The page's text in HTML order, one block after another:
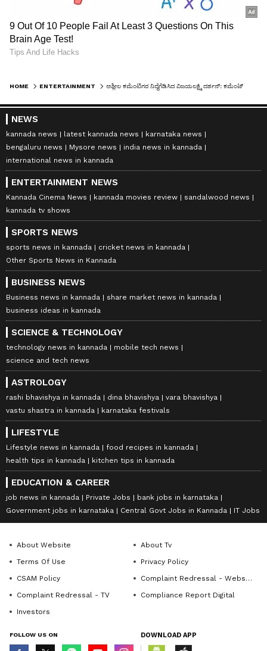
HOME ENTERTAINMENT
NEWS
kannada news latest kannada news
karnataka news
bengaluru news
Mysore news
india news in kannada
international news in kannada
ENTERTAINMENT NEWS
Kannada Cinema News kannada movies review
sandalwood news
kannada tv shows
SPORTS NEWS
sports news in kannada
cricket news in kannada
Other Sports News in Kannada
BUSINESS NEWS
Business news in kannada
share market news in kannada
business ideas in kannada
SCIENCE & TECHNOLOGY
technology news in kannada
mobile tech news
science and tech news
ASTROLOGY
rashi bhavishya in kannada dina bhavishya
vara bhavishya
vastu shastra in kannada
karnataka festivals
LIFESTYLE
Lifestyle news in kannada
food recipes in kannada
health tips in kannada
kitchen tips in kannada
EDUCATION & CAREER
job news in kannada Private Jobs
bank jobs in karnataka
Government jobs in karnataka
Central Govt Jobs in Kannada IT Jobs
About Website
About Tv
Terms Of Use
Privacy Policy
CSAM Policy
Complaint Redressal - Website
Complaint Redressal - TV
Compliance Report Digital
Investors
FOLLOW US ON DOWNLOAD APP